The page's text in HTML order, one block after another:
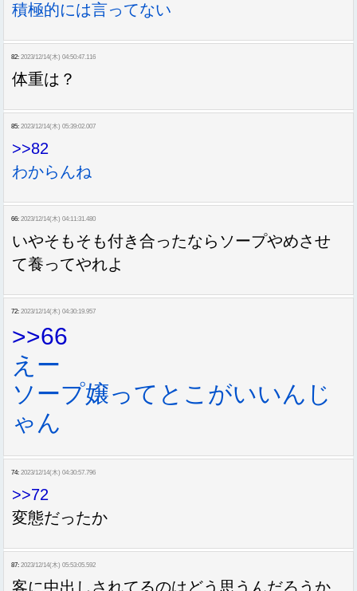
積極的には言ってない
82: 2023/12/14(木) 04:50:47.116
体重は？
85: 2023/12/14(木) 05:39:02.007
>>82
わからんね
66: 2023/12/14(木) 04:11:31.480
いやそもそも付き合ったならソープやめさせ
て養ってやれよ
72: 2023/12/14(木) 04:30:19.957
>>66
えー
ソープ嬢ってとこがいいんじ
ゃん
74: 2023/12/14(木) 04:30:57.796
>>72
変態だったか
87: 2023/12/14(木) 05:53:05.592
客に中出しされてるのはどう思うんだろうか